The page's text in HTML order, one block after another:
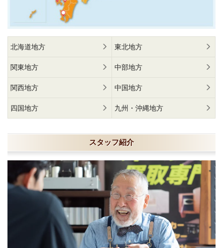
北海道地方 東北地方
関東地方 中部地方
関西地方 中国地方
四国地方 九州・沖縄地方
スタッフ紹介